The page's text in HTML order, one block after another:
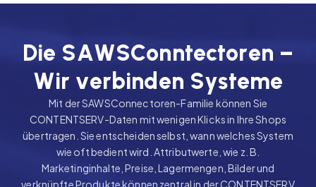
Die SAWSConntectoren –
Wir verbind en Systeme
Mit der SAWSConnectoren-Familie können Sie
CONTENTSERV-Daten mit wenigen Klicks in Ihre Shops
übertragen. Sie entscheiden selbst, wann welches System
wie oft bedient wird. Attributwerte, wie z. B.
Marketinginhalte, Preise, Lagermengen, Bilder und
verknüpfte Produkte können zentral in der CONTENTSERV